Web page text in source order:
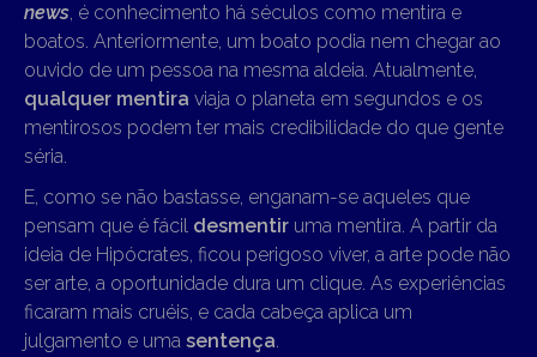
news, é conhecimento há séculos como mentira e
boatos. Anteriormente, um boato podia nem chegar ao
ouvido de um pessoa na mesma aldeia. Atualmente,
qualquer mentira viaja o planeta em segundos e os
mentirosos podem ter mais credibilidade do que gente
séria.
E, como se não bastasse, enganam-se aqueles que
pensam que é fácil desmentir uma mentira. A partir da
ideia de Hipócrates, ficou perigoso viver, a arte pode não
ser arte, a oportunidade dura um clique. As experiências
ficaram mais cruéis, e cada cabeça aplica um
julgamento e uma sentença.